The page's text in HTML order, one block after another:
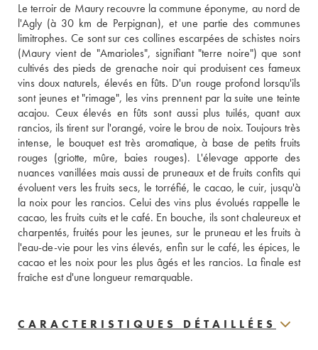
Le terroir de Maury recouvre la commune éponyme, au nord de
l'Agly (à 30 km de Perpignan), et une partie des communes
limitrophes. Ce sont sur ces collines escarpées de schistes noirs
(Maury vient de "Amarioles", signifiant "terre noire") que sont
cultivés des pieds de grenache noir qui produisent ces fameux
vins doux naturels, élevés en fûts. D'un rouge profond lorsqu'ils
sont jeunes et "rimage", les vins prennent par la suite une teinte
acajou. Ceux élevés en fûts sont aussi plus tuilés, quant aux
rancios, ils tirent sur l'orangé, voire le brou de noix. Toujours très
intense, le bouquet est très aromatique, à base de petits fruits
rouges (griotte, mûre, baies rouges). L'élevage apporte des
nuances vanillées mais aussi de pruneaux et de fruits confits qui
évoluent vers les fruits secs, le torréfié, le cacao, le cuir, jusqu'à
la noix pour les rancios. Celui des vins plus évolués rappelle le
cacao, les fruits cuits et le café. En bouche, ils sont chaleureux et
charpentés, fruités pour les jeunes, sur le pruneau et les fruits à
l'eau-de-vie pour les vins élevés, enfin sur le café, les épices, le
cacao et les noix pour les plus âgés et les rancios. La finale est
fraîche est d'une longueur remarquable.
CARACTERISTIQUES DÉTAILLÉES